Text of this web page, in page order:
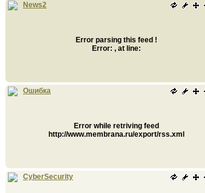
News2
Error parsing this feed !
Error: , at line:
Ошибка
Error while retriving feed
http://www.membrana.ru/export/rss.xml
CyberSecurity